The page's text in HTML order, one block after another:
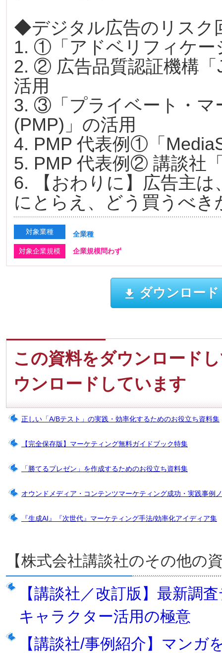
◆デジタル広告のリスク
1. ①「アドベリフィケー
2. ② 広告品質認証機構
活用
3. ③「プライベート・マ
(PMP)」の活用
4. PMP 代表例①「
5. PMP 代表例② 講談社
6. 【おわりに】広告主
にとらえ、どう買うべき
対象業種 全業種
対象企業規模 企業規模問わず
ダウンロー
この資料をダウンロード
ウンロードしています
正しい「A/Bテスト」の実践・効率化するためのお役立ち資料集
【完全保存版】マーケティング無料ガイドブック特集
「勝てるプレゼン」を作成するためのお役立ち資料集
オウンドメディア・コンテンツマーケティング成功・実践事例
『生成AI』『次世代』マーケティング手法/効率化アイディア集
【株式会社講談社のその他の
【講談社／改訂版】最新
キャラクター活用の極意
【講談社/事例紹介】マン